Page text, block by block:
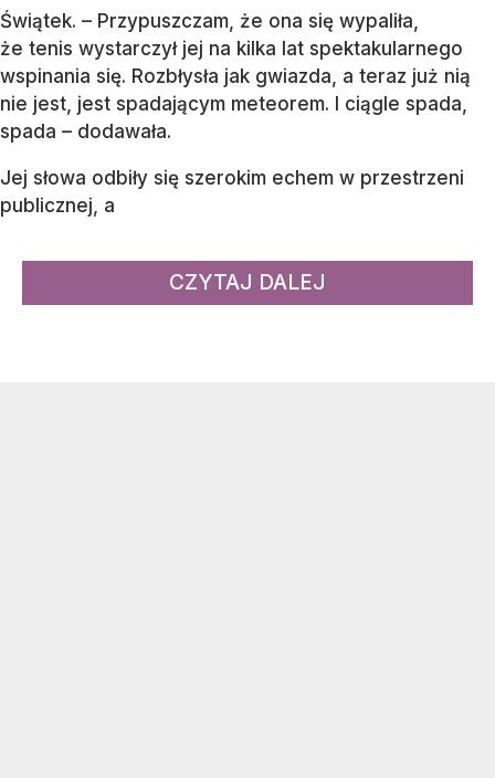
Świątek. – Przypuszczam, że ona się wypaliła,
że tenis wystarczył jej na kilka lat spektakularnego
wspinania się. Rozbłysła jak gwiazda, a teraz już nią
nie jest, jest spadającym meteorem. I ciągle spada,
spada – dodawała.
Jej słowa odbiły się szerokim echem w przestrzeni
publicznej, a
CZYTAJ DALEJ